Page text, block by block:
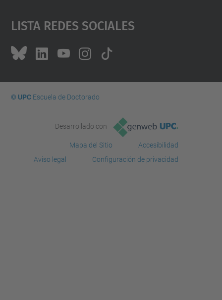
Lista Redes Sociales
© UPCEscuela de Doctorado
Desarrollado con
Mapa del Sitio
Accesibilidad
Aviso legal
Configuración de privacidad